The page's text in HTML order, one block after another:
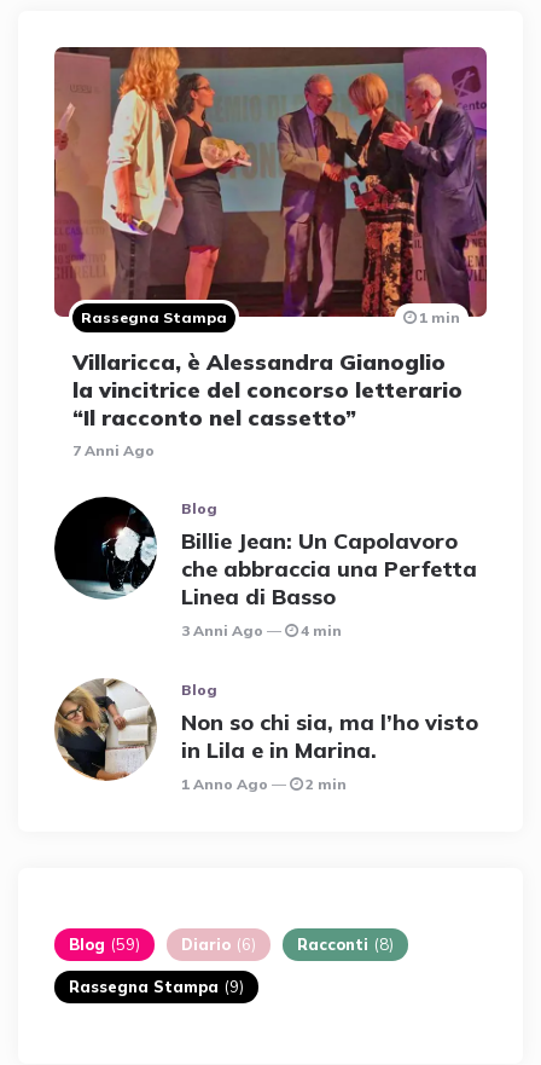
Rassegna Stampa
Villaricca, è Alessandra Gianoglio
la vincitrice del concorso letterario
“Il racconto nel cassetto”
7 Anni Ago
1 min
Blog
Billie Jean: Un Capolavoro
che abbraccia una Perfetta
Linea di Basso
3 Anni Ago 4 min
Blog
Non so chi sia, ma l’ho visto
in Lila e in Marina.
1 Anno Ago 2 min
Blog (59) Diario (6) Racconti (8)
Rassegna Stampa (9)